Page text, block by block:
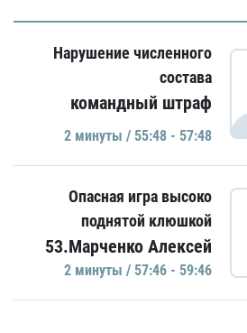
Нарушение численного
состава
командный штраф
2 минуты / 55:48 - 57:48
Опасная игра высоко
поднятой клюшкой
53.Марченко Алексей
2 минуты / 57:46 - 59:46